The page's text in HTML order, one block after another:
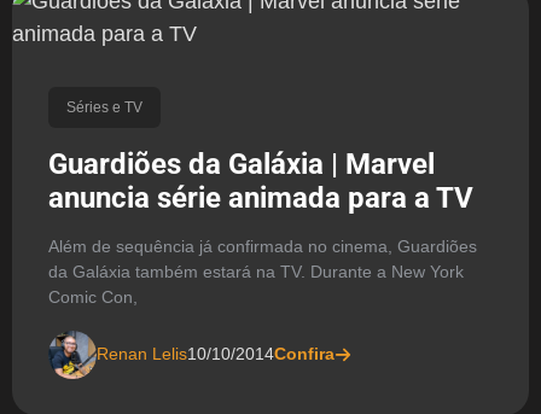
Séries e TV
Guardiões da Galáxia | Marvel
anuncia série animada para a TV
Além de sequência já confirmada no cinema, Guardiões
da Galáxia também estará na TV. Durante a New York
Comic Con,
Renan Lelis10/10/2014Confira